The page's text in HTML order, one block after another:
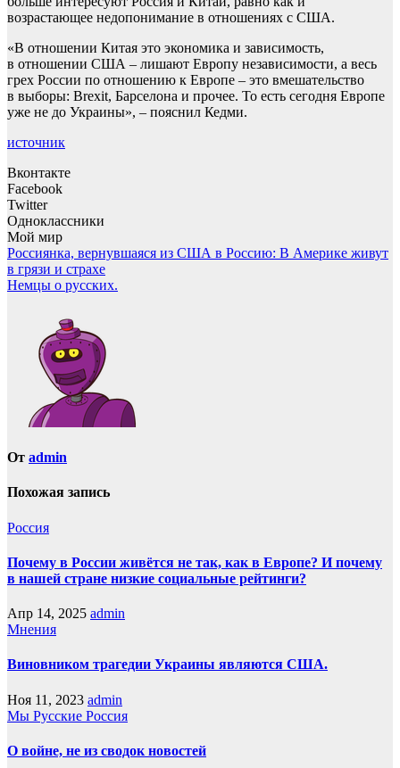
возрастающее недопонимание в отношениях с США.
«В отношении Китая это экономика и зависимость,
в отношении США – лишают Европу независимости, а весь
грех России по отношению к Европе – это вмешательство
в выборы: Brexit, Барселона и прочее. То есть сегодня Европе
уже не до Украины», – пояснил Кедми.
источник
Вконтакте
Facebook
Twitter
Одноклассники
Мой мир
Навигация
по
Россиянка, вернувшаяся из США в Россию: В Америке живут
в грязи и страхе
Немцы о русских.
От admin
Похожая запись
Россия
Почему в России живётся не так, как в Европе? И почему
в нашей стране низкие социальные рейтинги?
Апр 14, 2025 admin
Мнения
Виновником трагедии Украины являются США.
Ноя 11, 2023 admin
Мы Русские Россия
О войне, не из сводок новостей